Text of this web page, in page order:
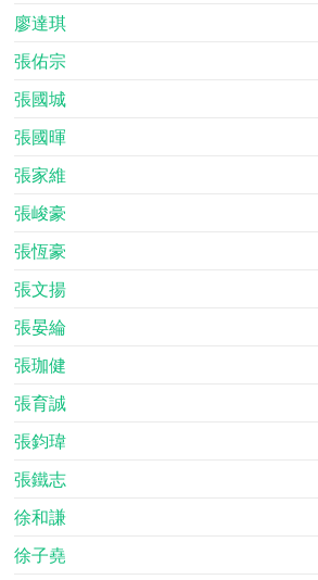
廖達琪
張佑宗
張國城
張國暉
張家維
張峻豪
張恆豪
張文揚
張晏綸
張珈健
張育誠
張鈞瑋
張鐵志
徐和謙
徐子堯